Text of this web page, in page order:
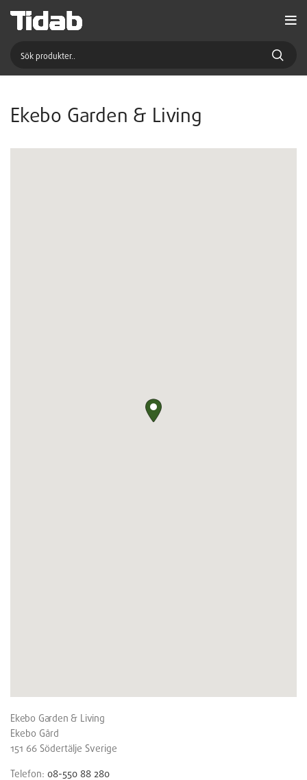
Ekebo Garden & Living
Ekebo Garden & Living
Ekebo Gård
151 66 Södertälje Sverige
Telefon: 08-550 88 280